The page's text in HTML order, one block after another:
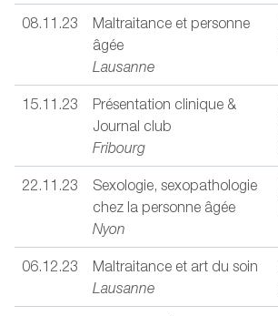
08.11.23
Maltraitance et personne
âgée
Lausanne
15.11.23
Présentation clinique &
Journal club
Fribourg
22.11.23
Sexologie, sexopathologie
chez la personne âgée
Nyon
06.12.23
Maltraitance et art du soin
Lausanne